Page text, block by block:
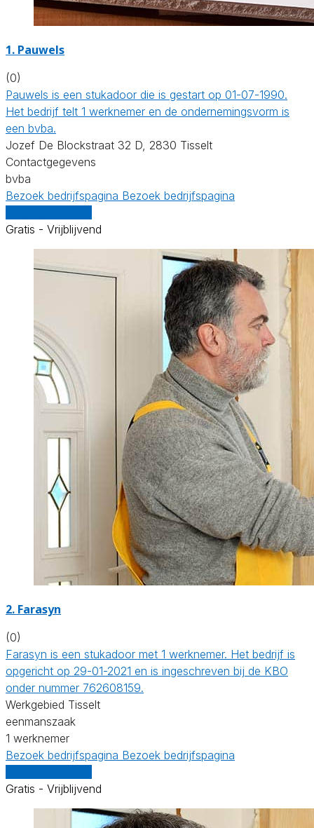
1. Pauwels
(0)
Pauwels is een stukadoor die is gestart op 01-07-1990.
Het bedrijf telt 1 werknemer en de ondernemingsvorm is
een bvba.
Jozef De Blockstraat 32 D, 2830 Tisselt
Contactgegevens
bvba
Bezoek bedrijfspagina Bezoek bedrijfspagina
Gratis - Vrijblijvend
2. Farasyn
(0)
Farasyn is een stukadoor met 1 werknemer. Het bedrijf is
opgericht op 29-01-2021 en is ingeschreven bij de KBO
onder nummer 762608159.
Werkgebied Tisselt
eenmanszaak
1 werknemer
Bezoek bedrijfspagina Bezoek bedrijfspagina
Gratis - Vrijblijvend